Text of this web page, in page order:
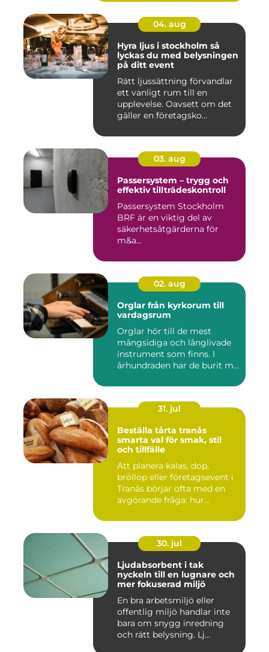
04. aug
Hyra ljus i stockholm så
lyckas du med belysningen
på ditt event
Rätt ljussättning förvandlar
ett vanligt rum till en
upplevelse. Oavsett om det
gäller en företagsko...
03. aug
Passersystem – trygg och
effektiv tillträdeskontroll
Passersystem Stockholm
BRF är en viktig del av
säkerhetsåtgärderna för
m&a...
02. aug
Orglar från kyrkorum till
vardagsrum
Orglar hör till de mest
mångsidiga och långlivade
instrument som finns. I
århundraden har de burit m...
31. jul
Beställa tårta tranås
smarta val för smak, stil
och tillfälle
Att planera kalas, dop,
bröllop eller företagsevent i
Tranås börjar ofta med en
avgörande fråga: hur...
30. jul
Ljudabsorbent i tak
nyckeln till en lugnare och
mer fokuserad miljö
En bra arbetsmiljö eller
offentlig miljö handlar inte
bara om snygg inredning
och rätt belysning. Lj...